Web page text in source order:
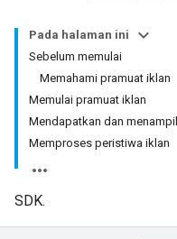
Pada halaman ini
Sebelum memulai
Memahami pramuat iklan
Memulai pramuat iklan
Mendapatkan dan
Memproses peristiwa iklan
SDK.